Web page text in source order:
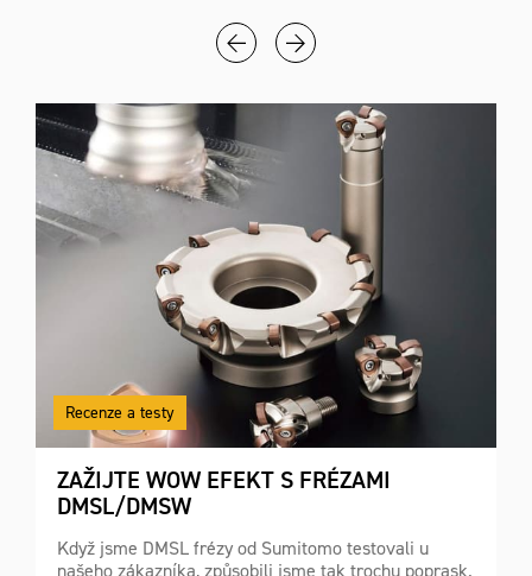
Recenze a testy
ZAŽIJTE WOW EFEKT S FRÉZAMI
DMSL/DMSW
Když jsme DMSL frézy od Sumitomo testovali u
našeho zákazníka, způsobili jsme tak trochu poprask.